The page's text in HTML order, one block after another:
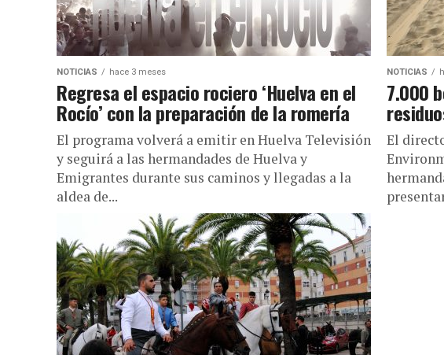
NOTICIAS hace 3 meses
Regresa el espacio rociero ‘Huelva en el
Rocío’ con la preparación de la romería
El programa volverá a emitir en Huelva Televisión
y seguirá a las hermandades de Huelva y
Emigrantes durante sus caminos y llegadas a la
aldea de...
NOTICIAS
7.000
El